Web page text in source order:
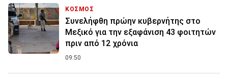
ΚΟΣΜΟΣ
Συνελήφθη πρώην κυβερνήτης στο
Μεξικό για την εξαφάνιση 43 φοιτητών
πριν από 12 χρόνια
09:50